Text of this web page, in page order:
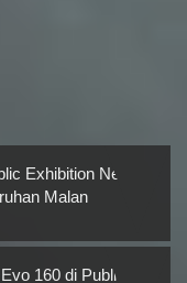
Exhibition New
Malan
160 di Public